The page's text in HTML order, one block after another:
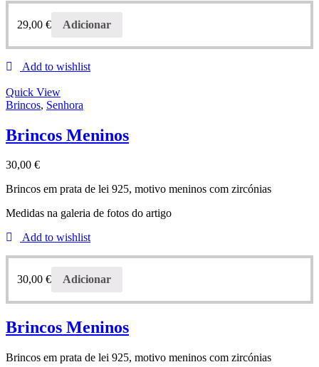
29,00 € Adicionar
Add to wishlist
Quick View
Brincos, Senhora
Brincos Meninos
30,00 €
Brincos em prata de lei 925, motivo meninos com zircónias
Medidas na galeria de fotos do artigo
Add to wishlist
30,00 € Adicionar
Brincos Meninos
Brincos em prata de lei 925, motivo meninos com zircónias